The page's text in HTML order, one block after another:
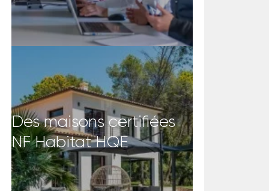
Des maisons certifiées
NF Habitat HQE